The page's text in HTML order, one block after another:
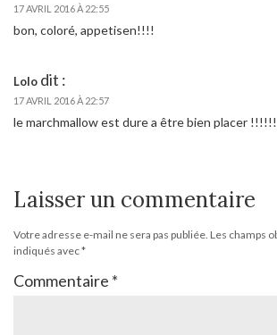
17 AVRIL 2016 À 22:55
bon, coloré, appetisen!!!!
Lolo dit :
17 AVRIL 2016 À 22:57
le marchmallow est dure a être bien placer
Laisser un commentaire
Votre adresse e-mail ne sera pas publiée. Les champs
indiqués avec*
Commentaire *